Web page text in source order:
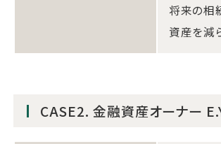
将来の相
資産を減
CASE2. 金融資産オーナー